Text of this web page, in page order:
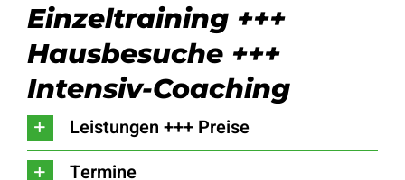
Einzeltraining +++
Hausbesuche +++
Intensiv-Coaching
Leistungen +++ Preise
Termine